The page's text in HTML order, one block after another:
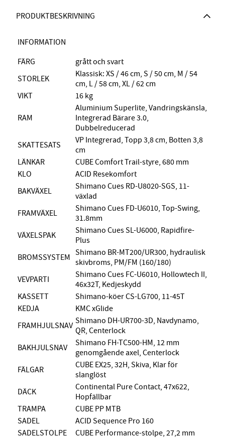
PRODUKTBESKRIVNING
INFORMATION
FÄRG
grått och svart
STORLEK
Klassisk: XS / 46 cm, S / 50 cm, M / 54
cm, L / 58 cm, XL / 62 cm
VIKT
16 kg
RAM
Aluminium Superlite, Vandringskänsla,
Integrerad Bärare 3.0,
Dubbelreducerad
SKATTESATS
VP Integrerad, Topp 3,8 cm, Botten 3,8
cm
LÄNKAR
CUBE Comfort Trail-styre, 680 mm
KLO
ACID Resekomfort
BAKVÄXEL
Shimano Cues RD-U8020-SGS, 11-
växlad
FRAMVÄXEL
Shimano Cues FD-U6010, Top-Swing,
31.8mm
VÄXELSPAK
Shimano Cues SL-U6000, Rapidfire-
Plus
BROMSSYSTEM Shimano BR-MT200/UR300, hydraulisk
skivbroms, PM/FM (160/180)
VEVPARTI
Shimano Cues FC-U6010, Hollowtech II,
46x32T, Kedjeskydd
KASSETT
Shimano-köer CS-LG700, 11-45T
KEDJA
KMC xGlide
FRAMHJULSNAV Shimano DH-UR700-3D, Navdynamo,
QR, Centerlock
BAKHJULSNAV
Shimano FH-TC500-HM, 12 mm
genomgående axel, Centerlock
FÄLGAR
CUBE EX25, 32H, Skiva, Klar för
slanglöst
DÄCK
Continental Pure Contact, 47x622,
Hopfällbar
TRAMPA
CUBE PP MTB
SADEL
ACID Sequence Pro 160
SADELSTOLPE
CUBE Performance-stolpe, 27,2 mm